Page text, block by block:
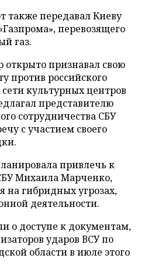
также передавал Киеву
перевозящего
газ.
открыто признавал свою
против российского
культурных центров
представителю
сотрудничества СБУ
с участием своего
привлечь к
Михаила Марченко,
на гибридных угрозах,
деятельности.
о доступе к документам,
ударов ВСУ по
области в июле этого